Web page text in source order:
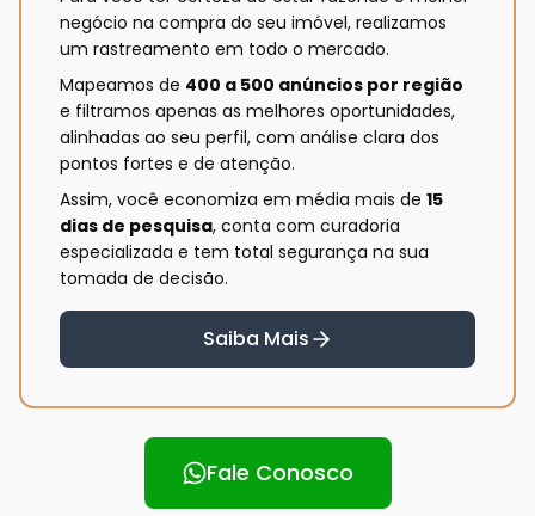
negócio na compra do seu imóvel, realizamos
um rastreamento em todo o mercado.
Mapeamos de 400 a 500 anúncios por região
e filtramos apenas as melhores oportunidades,
alinhadas ao seu perfil, com análise clara dos
pontos fortes e de atenção.
Assim, você economiza em média mais de 15
dias de pesquisa, conta com curadoria
especializada e tem total segurança na sua
tomada de decisão.
Saiba Mais
Fale Conosco